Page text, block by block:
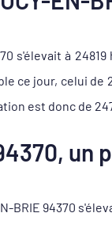
s'élevait à
ce jour, celui de
est donc de
BRIE 94370